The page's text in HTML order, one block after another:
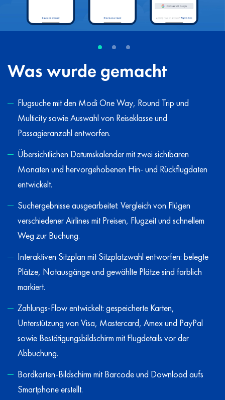
Was wurde gemacht
Flugsuche mit den Modi One Way, Round Trip und
Multicity sowie Auswahl von Reiseklasse und
Passagieranzahl entworfen.
Übersichtlichen Datumskalender mit zwei sichtbaren
Monaten und hervorgehobenen Hin- und Rückflugdaten
entwickelt.
Suchergebnisse ausgearbeitet: Vergleich von Flügen
verschiedener Airlines mit Preisen, Flugzeit und schnellem
Weg zur Buchung.
Interaktiven Sitzplan mit Sitzplatzwahl entworfen: belegte
Plätze, Notausgänge und gewählte Plätze sind farblich
markiert.
Zahlungs-Flow entwickelt: gespeicherte Karten,
Unterstützung von Visa, Mastercard, Amex und PayPal
sowie Bestätigungsbildschirm mit Flugdetails vor der
Abbuchung.
Bordkarten-Bildschirm mit Barcode und Download aufs
Smartphone erstellt.